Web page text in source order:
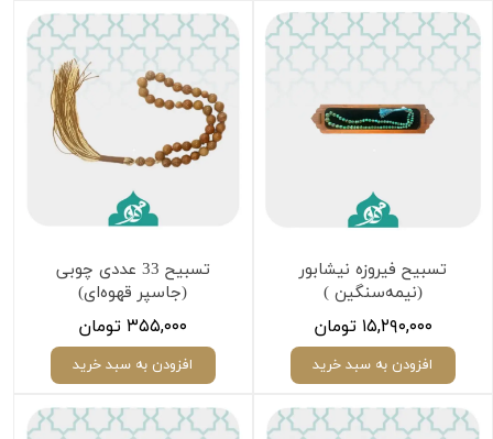
تسبیح فیروزه نیشابور
(نیمه‌سنگین )
۱۵,۲۹۰,۰۰۰ تومان
افزودن به سبد خرید
تسبیح 33 عددی چوبی
(جاسپر قهوه‌ای)
۳۵۵,۰۰۰ تومان
افزودن به سبد خرید